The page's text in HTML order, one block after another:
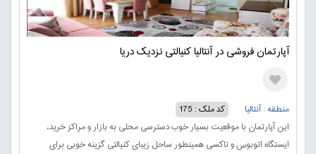
آپارتمان فروشی در آنتالیا کنیالتی نزدیک دریا
منطقه : آنتالیا
کد ملک : 175
این آپارتمان با موقعیت بسیار خوب دسترسی محلی به بازار و مراکز خرید،
ایستگاه اتوبوس و تاکسی همینطور ساحل زیبای کنیالتی گزینه خوبی برای